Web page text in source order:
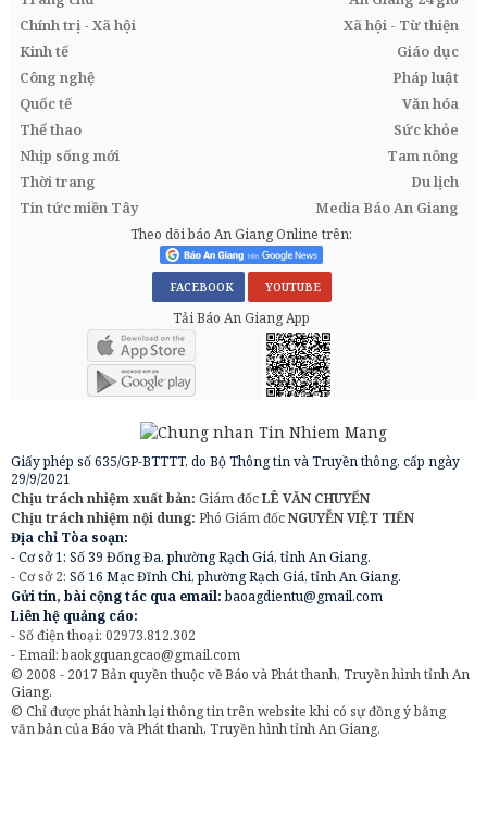
Chính trị - Xã hội
Xã hội - Từ thiện
Kinh tế
Giáo dục
Công nghệ
Pháp luật
Quốc tế
Văn hóa
Thể thao
Sức khỏe
Nhịp sống mới
Tam nông
Thời trang
Du lịch
Tin tức miền Tây
Media Báo An Giang
Theo dõi báo An Giang Online trên:
FACEBOOK YOUTUBE
Tải Báo An Giang App
Giấy phép số 635/GP-BTTTT, do Bộ Thông tin và Truyền thông, cấp ngày
29/9/2021
Chịu trách nhiệm xuất bản: Giám đốcLÊ VĂN CHUYỂN
Chịu trách nhiệm nội dung: Phó Giám đốcNGUYỄN VIỆT TIẾN
Địa chỉ Tòa soạn:
- Cơ sở 1: Số 39 Đống Đa, phường Rạch Giá, tỉnh An Giang.
- Cơ sở 2: Số 16 Mạc Đĩnh Chi, phường Rạch Giá, tỉnh An Giang.
Gửi tin, bài cộng tác qua email:baoagdientu@gmail.com
Liên hệ quảng cáo:
- Số điện thoại: 02973.812.302
- Email:baokgquangcao@gmail.com
© 2008 - 2017 Bản quyền thuộc về Báo và Phát thanh, Truyền hình tỉnh An
Giang.
© Chỉ được phát hành lại thông tin trên website khi có sự đồng ý bằng
văn bản của Báo và Phát thanh, Truyền hình tỉnh An Giang.